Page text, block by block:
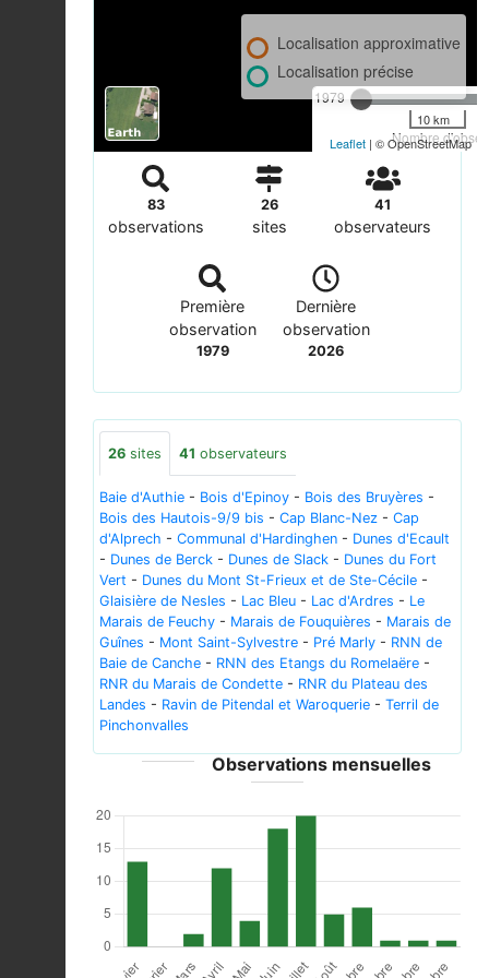
1979
Nombre
Localisation approximative
Localisation précise
10 km
Leaflet | © OpenStreetMap
83
observations
26
sites
41
observateurs
Première
observation
1979
Dernière
observation
2026
26 sites 41 observateurs
Baie d'Authie - Bois d'Epinoy - Bois des Bruyères -
Bois des Hautois-9/9 bis - Cap Blanc-Nez - Cap
d'Alprech - Communal d'Hardinghen - Dunes d'Ecault
- Dunes de Berck - Dunes de Slack - Dunes du Fort
Vert - Dunes du Mont St-Frieux et de Ste-Cécile -
Glaisière de Nesles - Lac Bleu - Lac d'Ardres - Le
Marais de Feuchy - Marais de Fouquières - Marais de
Guînes - Mont Saint-Sylvestre - Pré Marly - RNN de
Baie de Canche - RNN des Etangs du Romelaëre -
RNR du Marais de Condette - RNR du Plateau des
Landes - Ravin de Pitendal et Waroquerie - Terril de
Pinchonvalles
Observations mensuelles